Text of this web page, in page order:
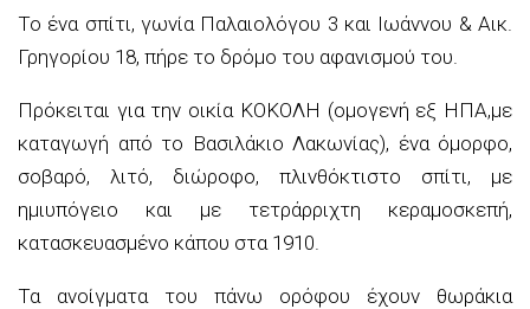
Το ένα σπίτι, γωνία Παλαιολόγου 3 και Ιωάννου &Αικ
Γρηγορίου 18, πήρε το δρόμο του αφανισμού του.
Πρόκειται για την οικία ΚΟΚΟΛΗ (ομογενή εξ ΗΠΑ,με
καταγωγή από το Βασιλάκιο Λακωνίας), ένα όμορφο,
σοβαρό, λιτό, διώροφο, πλινθόκτιστο σπίτι, με
ημιυπόγειο και με τετράρριχτη κεραμοσκεπή,
κατασκευασμένο κάπου στα 191 0.
Τα ανοίγματα του πάνω ορόφου έχουν θωράκια